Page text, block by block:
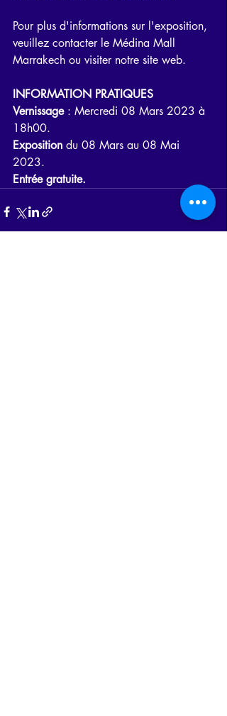
Pour plus d'informations sur l'exposition,
veuillez contacter le Médina Mall
Marrakech ou visiter notre site web.
INFORMATION PRATIQUES
Vernissage : Mercredi 08 Mars 2023 à
18h00.
Exposition du 08 Mars au 08 Mai
2023.
Entrée gratuite.